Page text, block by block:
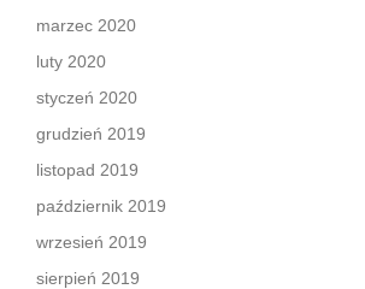
marzec 2020
luty 2020
styczeń 2020
grudzień 2019
listopad 2019
październik 2019
wrzesień 2019
sierpień 2019